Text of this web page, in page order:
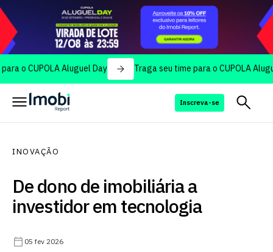
Aluguel Day Traga seu time para o CUPOLA Aluguel Day
Inscreva-se
INOVAÇÃO
De dono de imobiliária a
investidor em tecnologia
05 fev 2026